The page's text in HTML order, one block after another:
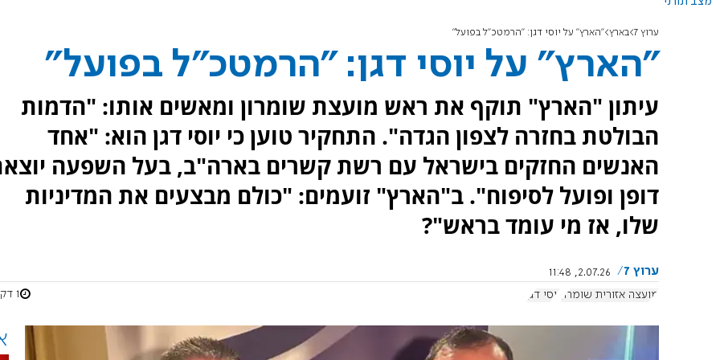
ערוץ 7 בארץ "הארץ" על יוסי דגן: "הרמטכ"ל בפועל"
"הארץ" על יוסי דגן: "הרמטכ"ל בפועל"
עיתון "הארץ" תוקף את ראש מועצת שומרון ומאשים אותו: "הדמות
הבולטת בחזרה לצפון הגדה". התחקיר טוען כי יוסי דגן הוא: "אחד
האנשים החזקים בישראל עם רשת קשרים בארה"ב, בעל השפעה
דופן ופועל לסיפוח". ב"הארץ" זועמים: "כולם מבצעים את המדיניות
שלו, אז מי עומד בראש"?
ערוץ 7
2.07.26, 11:48
מועצה אזורית שומרון
יוסי דגן 1 דקות